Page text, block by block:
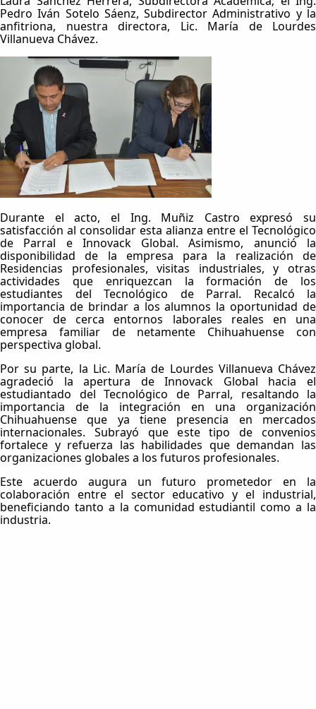
Pedro Iván Sotelo Sáenz, Subdirector Administrativo y la
anfitriona, nuestra directora, Lic. María de Lourdes
Villanueva Chávez.
Durante el acto, el Ing. Muñiz Castro expresó su
satisfacción al consolidar esta alianza entre el Tecnológico
de Parral e Innovack Global. Asimismo, anunció la
disponibilidad de la empresa para la realización de
Residencias profesionales, visitas industriales, y otras
actividades que enriquezcan la formación de los
estudiantes del Tecnológico de Parral. Recalcó la
importancia de brindar a los alumnos la oportunidad de
conocer de cerca entornos laborales reales en una
empresa familiar de netamente Chihuahuense con
perspectiva global.
Por su parte, la Lic. María de Lourdes Villanueva Chávez
agradeció la apertura de Innovack Global hacia el
estudiantado del Tecnológico de Parral, resaltando la
importancia de la integración en una organización
Chihuahuense que ya tiene presencia en mercados
internacionales. Subrayó que este tipo de convenios
fortalece y refuerza las habilidades que demandan las
organizaciones globales a los futuros profesionales.
Este acuerdo augura un futuro prometedor en la
colaboración entre el sector educativo y el industrial,
beneficiando tanto a la comunidad estudiantil como a la
industria.